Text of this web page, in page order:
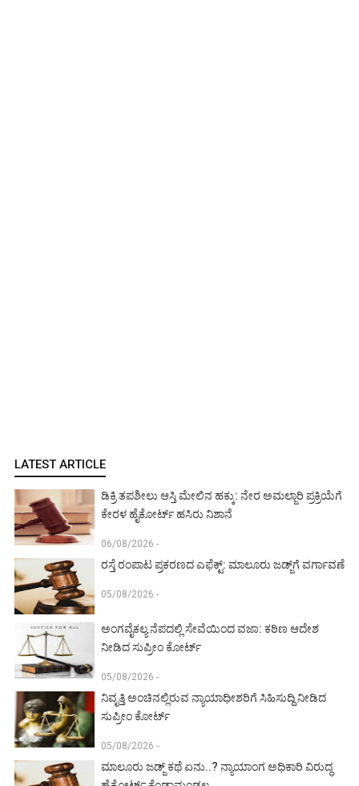
LATEST ARTICLE
ಡಿಕ್ರಿ ತಪಶೀಲು ಆಸ್ತಿ ಮೇಲಿನ ಹಕ್ಕು: ನೇರ ಅಮಲ್ಜಾರಿ ಪ್ರಕ್ರಿಯೆಗೆ
ಕೇರಳ ಹೈಕೋರ್ಟ್ ಹಸಿರು ನಿಶಾನೆ
06/08/2026 -
ರಸ್ತೆ ರಂಪಾಟ ಪ್ರಕರಣದ ಎಫೆಕ್ಟ್‌: ಮಾಲೂರು ಜಡ್ಜ್‌ಗೆ ವರ್ಗಾವಣೆ
05/08/2026 -
ಅಂಗವೈಕಲ್ಯ ನೆಪದಲ್ಲಿ ಸೇವೆಯಿಂದ ವಜಾ: ಕಠಿಣ ಆದೇಶ
ನೀಡಿದ ಸುಪ್ರೀಂ ಕೋರ್ಟ್‌
05/08/2026 -
ನಿವೃತ್ತಿ ಅಂಚಿನಲ್ಲಿರುವ ನ್ಯಾಯಾಧೀಶರಿಗೆ ಸಿಹಿಸುದ್ದಿ ನೀಡಿದ
ಸುಪ್ರೀಂ ಕೋರ್ಟ್‌
05/08/2026 -
ಮಾಲೂರು ಜಡ್ಜ್‌ ಕಥೆ ಏನು..? ನ್ಯಾಯಾಂಗ ಅಧಿಕಾರಿ ವಿರುದ್ಧ